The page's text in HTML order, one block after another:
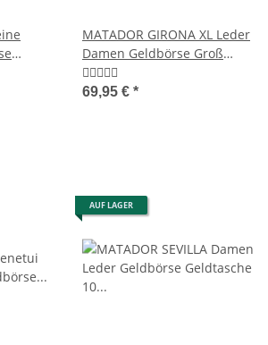
MATADOR GIRONA XL Leder
Damen Geldbörse Groß
Langbörse Geldbeutel TüV
RFID
69,95 € *
AUF LAGER